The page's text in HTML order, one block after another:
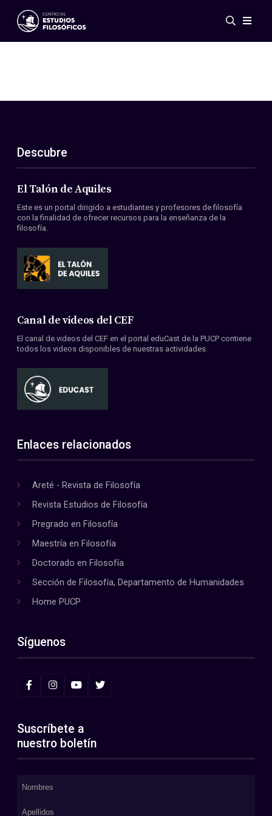
Eventos
ES
EN
Acerca de nosotros
Miembros
Convenios
Descubre
El Talón de Aquiles
Este es un portal dirigido a estudiantes y profesores de filosofía
con la finalidad de ofrecer recursos para la enseñanza de la
filosofía.
Canal de videos del CEF
El canal de videos del CEF en el portal eduCast de la PUCP contiene
todos los videos disponibles de nuestras actividades.
Enlaces relacionados
Areté - Revista de Filosofía
Revista Estudios de Filosofía
Pregrado en Filosofía
Maestría en Filosofía
Doctorado en Filosofía
Sección de Filosofía, Departamento de Humanidades
Home PUCP
Síguenos
Suscríbete a
nuestro boletín